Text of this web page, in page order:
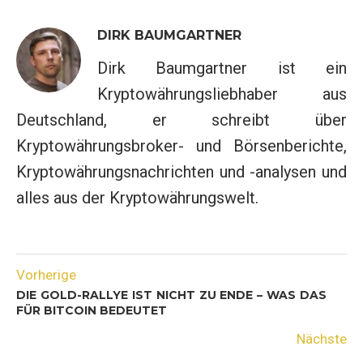
DIRK BAUMGARTNER
Dirk Baumgartner ist ein
Kryptowährungsliebhaber aus
Deutschland, er schreibt über
Kryptowährungsbroker- und Börsenberichte,
Kryptowährungsnachrichten und -analysen und
alles aus der Kryptowährungswelt.
Vorherige
DIE GOLD-RALLYE IST NICHT ZU ENDE – WAS DAS
FÜR BITCOIN BEDEUTET
Nächste